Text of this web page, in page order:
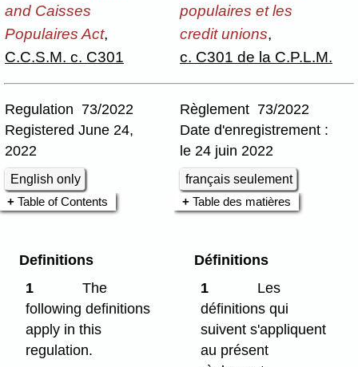
and Caisses
Populaires Act,
C.C.S.M. c. C301
populaires et les
credit unions,
c. C301 de la C.P.L.M.
Regulation 73/2022
Registered June 24,
2022
English only
Règlement 73/2022
Date d'enregistrement :
le 24 juin 2022
français seulement
Table of Contents
Table des matières
Definitions
1
The
following definitions
apply in this
regulation.
Définitions
1
Les
définitions qui
suivent s'appliquent
au présent